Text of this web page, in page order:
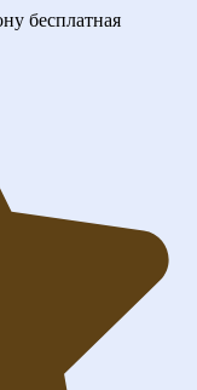
бесплатная